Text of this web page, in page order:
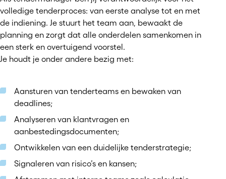
volledige tenderproces: van eerste analyse tot en met
de indiening. Je stuurt het team aan, bewaakt de
planning en zorgt dat alle onderdelen samenkomen in
een sterk en overtuigend voorstel.
Je houdt je onder andere bezig met:
Aansturen van tenderteams en bewaken van
deadlines;
Analyseren van klantvragen en
aanbestedingsdocumenten;
Ontwikkelen van een duidelijke tenderstrategie;
Signaleren van risico’s en kansen;